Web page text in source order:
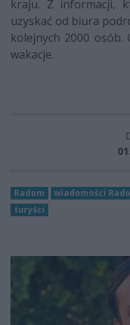
kraju. Z informacji,
uzyskać od biura
kolejnych 2000 osób.
wakacje.
Radom wiadomości
turyści